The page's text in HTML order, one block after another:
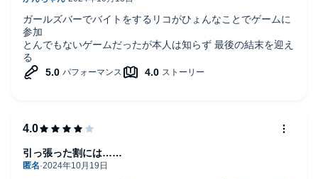
ガールズバーでバイトをするリコがひょんなことでゲームに
参加
とんでもないゲームだったが本人は知らず 最後の結末を迎え
る
引っ張った割には……